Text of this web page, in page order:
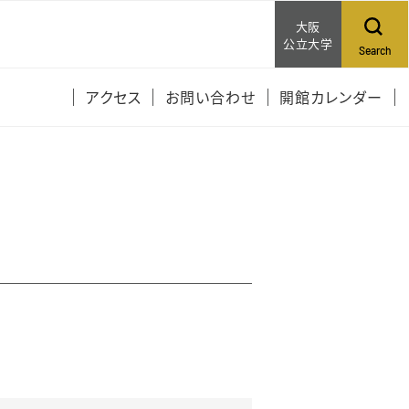
大阪
公立大学
Search
アクセス お問い合わせ 開館カレンダー